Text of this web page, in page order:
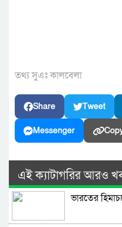
তথ্য সুএঃ কালবেলা
Share Tweet
Messenger
এই ক্যাটাগরির আরও
ভারতের